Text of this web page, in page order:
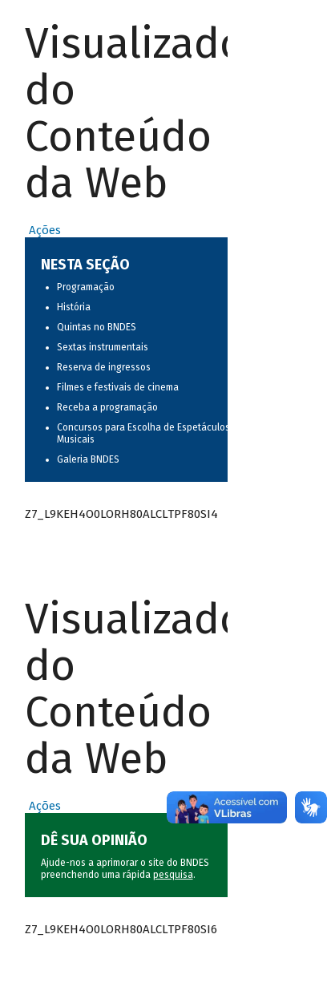
Visualizador
do
Conteúdo
da Web
Ações
NESTA SEÇÃO
Programação
História
Quintas no BNDES
Sextas instrumentais
Reserva de ingressos
Filmes e festivais de cinema
Receba a programação
Concursos para Escolha de Espetáculos
Musicais
Galeria BNDES
Z7_L9KEH4O0LORH80ALCLTPF80SI4
Visualizador
do
Conteúdo
da Web
Ações
DÊ SUA OPINIÃO
Ajude-nos a aprimorar o site do BNDES
preenchendo uma rápida pesquisa.
Z7_L9KEH4O0LORH80ALCLTPF80SI6